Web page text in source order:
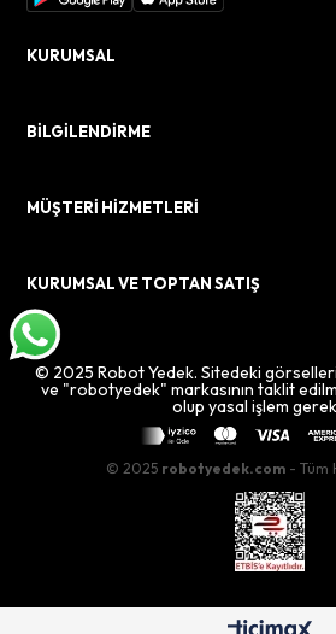
KURUMSAL
BİLGİLENDİRME
MÜŞTERİ HİZMETLERİ
KURUMSAL VE TOPTAN SATIŞ
© 2025 Robot Yedek. Sitedeki
ve "robotyedek" markasının taklit
olup yasal işlem
© 2025 robotyedek.com - Tüm